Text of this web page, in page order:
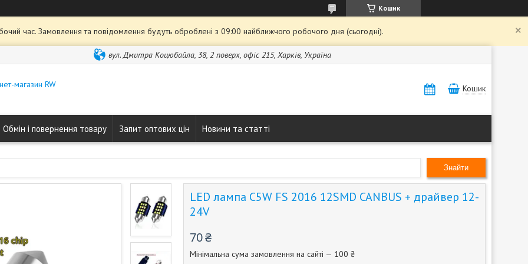
Кошик
час. Замовлення та повідомлення будуть оброблені з 09:00 найближчого робочого дня (сьогодні).
вул. Дмитра Коцюбайла, 38, 2 поверх, офіс 215, Харків, Україна
магазин RW Кошик
Обмін і повернення товару Запит оптових цін Новини та статті
Знайти
LED лампа C5W FS 2016 12SMD CANBUS + драйвер 12-
24V
70 ₴
Мінімальна сума замовлення на сайті — 100 ₴